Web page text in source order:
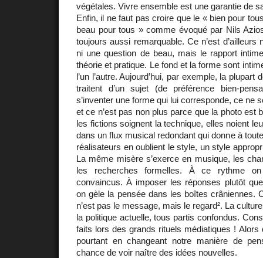
végétales. Vivre ensemble est une garantie de
Enfin, il ne faut pas croire que le « bien pour
beau pour tous » comme évoqué par Nils
toujours aussi remarquable. Ce n’est d’ailleurs
ni une question de beau, mais le rapport
théorie et pratique. Le fond et la forme sont
l’un l’autre. Aujourd’hui, par exemple, la
traitent d’un sujet (de préférence bien-
s’inventer une forme qui lui corresponde, ce ne
et ce n’est pas non plus parce que la photo est
les fictions soignent la technique, elles noient
dans un flux musical redondant qui donne à
réalisateurs en oublient le style, un style
La même misère s’exerce en musique, les
les recherches formelles. À ce rythme
convaincus. À imposer les réponses plutôt
on gèle la pensée dans les boîtes crâniennes.
n’est pas le message, mais le regard². La
la politique actuelle, tous partis confondus.
faits lors des grands rituels médiatiques ! Alors
pourtant en changeant notre manière de
chance de voir naître des idées nouvelles.